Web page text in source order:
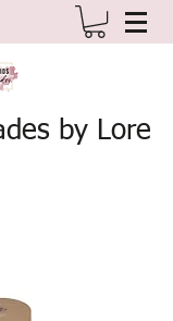
by Lore